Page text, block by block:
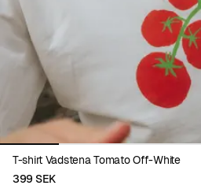
T-shirt Vadstena Tomato Off-White
399 SEK